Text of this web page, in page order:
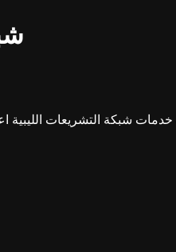
شبكة التشريعات الليبية